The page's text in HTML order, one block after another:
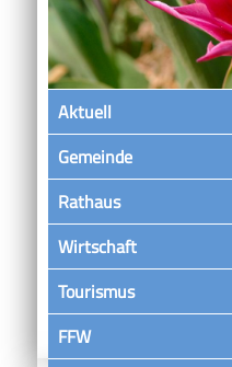
Aktuell
Gemeinde
Rathaus
Wirtschaft
Tourismus
FFW